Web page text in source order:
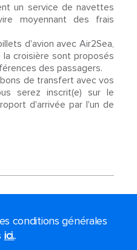
un service de navettes
moyennant des frais
d'avion avec Air2Sea,
croisière sont proposés
des passagers.
de transfert avec vos
serez inscrit(e) sur le
d'arrivée par l'un de
conditions générales
ici..